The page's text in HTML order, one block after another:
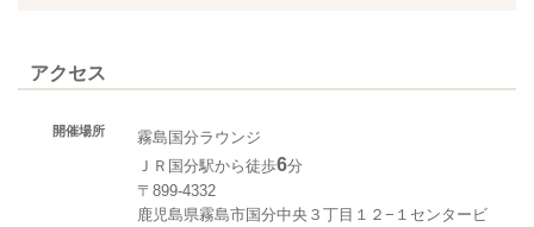
アクセス
開催場所
霧島国分ラウンジ
ＪＲ国分駅から徒歩6分
〒899-4332
鹿児島県霧島市国分中央３丁目１２−１センタービ